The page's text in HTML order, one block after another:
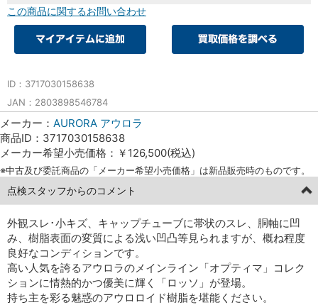
この商品に関するお問い合わせ
ID：3717030158638
JAN：2803898546784
メーカー： AURORA アウロラ
商品ID：3717030158638
メーカー希望小売価格：￥126,500(税込)
※中古及び委託商品の「メーカー希望小売価格」は新品販売時のものです。
点検スタッフからのコメント
外観スレ･小キズ、キャップチューブに帯状のスレ、胴軸に凹
み、樹脂表面の変質による浅い凹凸等見られますが、概ね程度
良好なコンディションです。
高い人気を誇るアウロラのメインライン「オプティマ」コレク
ションに情熱的かつ優美に輝く「ロッソ」が登場。
持ち主を彩る魅惑のアウロロイド樹脂を堪能ください。